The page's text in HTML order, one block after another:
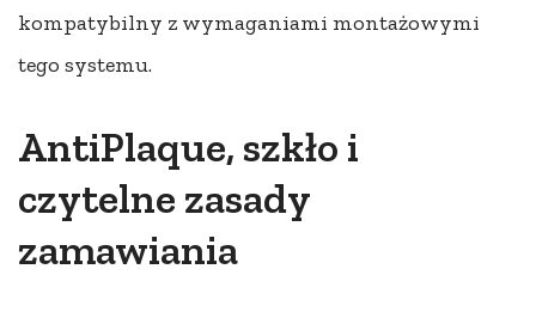
kompatybilny z wymaganiami montażowymi
tego systemu.
AntiPlaque, szkło i
czytelne zasady
zamawiania